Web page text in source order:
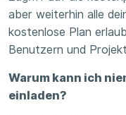
aber weiterhin alle
kostenlose Plan
Benutzern und
Warum kann ich
einladen?